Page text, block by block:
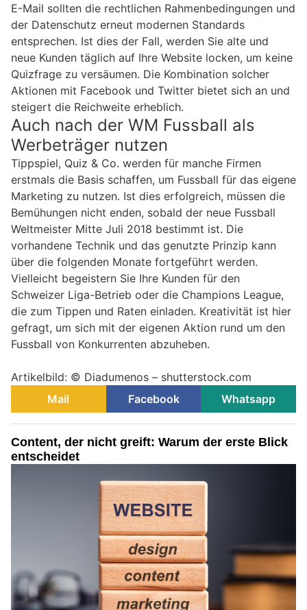
E-Mail sollten die rechtlichen Rahmenbedingungen und
der Datenschutz erneut modernen Standards
entsprechen. Ist dies der Fall, werden Sie alte und
neue Kunden täglich auf Ihre Website locken, um keine
Quizfrage zu versäumen. Die Kombination solcher
Aktionen mit Facebook und Twitter bietet sich an und
steigert die Reichweite erheblich.
Auch nach der WM Fussball als
Werbeträger nutzen
Tippspiel, Quiz & Co. werden für manche Firmen
erstmals die Basis schaffen, um Fussball für das eigene
Marketing zu nutzen. Ist dies erfolgreich, müssen die
Bemühungen nicht enden, sobald der neue Fussball
Weltmeister Mitte Juli 2018 bestimmt ist. Die
vorhandene Technik und das genutzte Prinzip kann
über die folgenden Monate fortgeführt werden.
Vielleicht begeistern Sie Ihre Kunden für den
Schweizer Liga-Betrieb oder die Champions League,
die zum Tippen und Raten einladen. Kreativität ist hier
gefragt, um sich mit der eigenen Aktion rund um den
Fussball von Konkurrenten abzuheben.
Artikelbild: © Diadumenos – shutterstock.com
Mail
Facebook Whatsapp
Content, der nicht greift: Warum der erste Blick
entscheidet